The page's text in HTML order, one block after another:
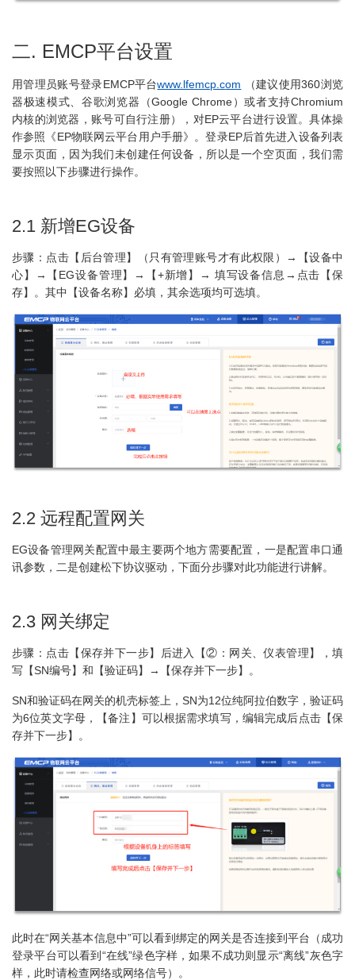
二. EMCP平台设置
用管理员账号登录EMCP平台www.lfemcp.com （建议使用360浏览
器极速模式、谷歌浏览器（Google Chrome）或者支持Chromium
内核的浏览器，账号可自行注册），对EP云平台进行设置。具体操
作参照《EP物联网云平台用户手册》。登录EP后首先进入设备列表
显示页面，因为我们未创建任何设备，所以是一个空页面，我们需
要按照以下步骤进行操作。
2.1 新增EG设备
步骤：点击【后台管理】（只有管理账号才有此权限）→【设备中
心】→【EG设备管理】→【+新增】→ 填写设备信息→点击【保
存】。其中【设备名称】必填，其余选项均可选填。
2.2 远程配置网关
EG设备管理网关配置中最主要两个地方需要配置，一是配置串口通
讯参数，二是创建松下协议驱动，下面分步骤对此功能进行讲解。
2.3 网关绑定
步骤：点击【保存并下一步】后进入【②：网关、仪表管理】，填
写【SN编号】和【验证码】→【保存并下一步】。
SN和验证码在网关的机壳标签上，SN为12位纯阿拉伯数字，验证码
为6位英文字母，【备注】可以根据需求填写，编辑完成后点击【保
存并下一步】。
此时在“网关基本信息中”可以看到绑定的网关是否连接到平台（成功
登录平台可以看到“在线”绿色字样，如果不成功则显示“离线”灰色字
样，此时请检查网络或网络信号）。